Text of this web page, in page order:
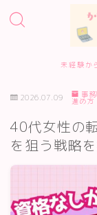
未経験か
ホーム
事務職転職サ
転職準備・進
2026.07.09 事
進め方
40代女性の
を狙う戦略